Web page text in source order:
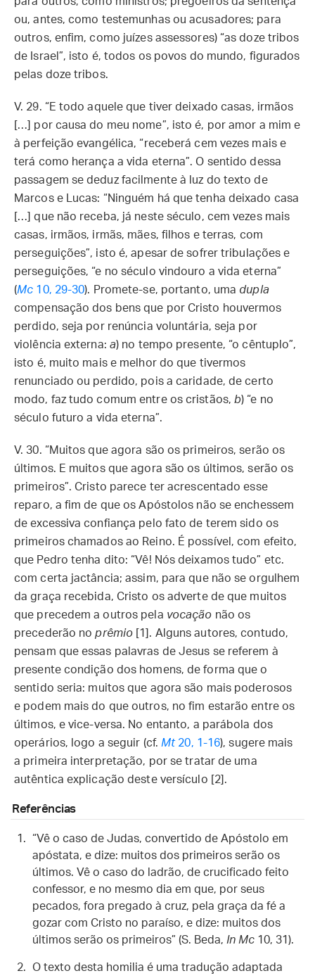
ou, antes, como testemunhas ou acusadores; para
outros, enfim, como juízes assessores) “as doze tribos
de Israel”, isto é, todos os povos do mundo, figurados
pelas doze tribos.
V. 29. “E todo aquele que tiver deixado casas, irmãos
[…] por causa do meu nome”, isto é, por amor a mim e
à perfeição evangélica, “receberá cem vezes mais e
terá como herança a vida eterna”. O sentido dessa
passagem se deduz facilmente à luz do texto de
Marcos e Lucas: “Ninguém há que tenha deixado casa
[…] que não receba, já neste século, cem vezes mais
casas, irmãos, irmãs, mães, filhos e terras, com
perseguições”, isto é, apesar de sofrer tribulações e
perseguições, “e no século vindouro a vida eterna”
(Mc 10, 29-30). Promete-se, portanto, uma dupla
compensação dos bens que por Cristo houvermos
perdido, seja por renúncia voluntária, seja por
violência externa: a) no tempo presente, “o cêntuplo”,
isto é, muito mais e melhor do que tivermos
renunciado ou perdido, pois a caridade, de certo
modo, faz tudo comum entre os cristãos,b) “e no
século futuro a vida eterna”.
V. 30. “Muitos que agora são os primeiros, serão os
últimos. E muitos que agora são os últimos, serão os
primeiros”. Cristo parece ter acrescentado esse
reparo, a fim de que os Apóstolos não se enchessem
de excessiva confiança pelo fato de terem sido os
primeiros chamados ao Reino. É possível, com efeito,
que Pedro tenha dito: “Vê! Nós deixamos tudo” etc.
com certa jactância; assim, para que não se orgulhem
da graça recebida, Cristo os adverte de que muitos
que precedem a outros pela vocação não os
precederão noprêmio [1]. Alguns autores, contudo,
pensam que essas palavras de Jesus se referem à
presente condição dos homens, de forma que o
sentido seria: muitos que agora são mais poderosos
e podem mais do que outros, no fim estarão entre os
últimos, e vice-versa. No entanto, a parábola dos
operários, logo a seguir (cf. Mt20, 1-16), sugere mais
a primeira interpretação, por se tratar de uma
autêntica explicação deste versículo [2].
Referências
“Vê o caso de Judas, convertido de Apóstolo em
apóstata, e dize: muitos dos primeiros serão os
últimos. Vê o caso do ladrão, de crucificado feito
confessor, e no mesmo dia em que, por seus
pecados, fora pregado à cruz, pela graça da fé a
gozar com Cristo no paraíso, e dize: muitos dos
últimos serão os primeiros” (S. Beda, In Mc 10, 31).
O texto desta homilia é uma tradução adaptada